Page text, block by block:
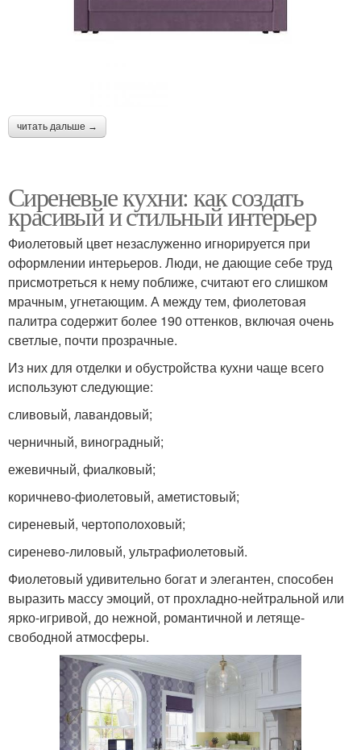
читать дальше →
Сиреневые кухни: как создать
красивый и стильный интерьер
Фиолетовый цвет незаслуженно игнорируется при
оформлении интерьеров. Люди, не дающие себе труд
присмотреться к нему поближе, считают его слишком
мрачным, угнетающим. А между тем, фиолетовая
палитра содержит более 190 оттенков, включая очень
светлые, почти прозрачные.
Из них для отделки и обустройства кухни чаще всего
используют следующие:
сливовый, лавандовый;
черничный, виноградный;
ежевичный, фиалковый;
коричнево-фиолетовый, аметистовый;
сиреневый, чертополоховый;
сиренево-лиловый, ультрафиолетовый.
Фиолетовый удивительно богат и элегантен, способен
выразить массу эмоций, от прохладно-нейтральной или
ярко-игривой, до нежной, романтичной и летяще-
свободной атмосферы.